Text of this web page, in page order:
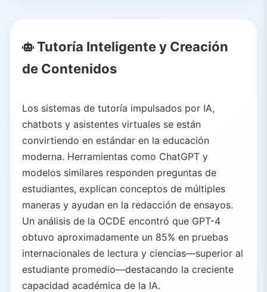
Tutoría Inteligente y Creación
de Contenidos
Los sistemas de tutoría impulsados por IA,
chatbots y asistentes virtuales se están
convirtiendo en estándar en la educación
moderna. Herramientas como ChatGPT y
modelos similares responden preguntas de
estudiantes, explican conceptos de múltiples
maneras y ayudan en la redacción de ensayos.
Un análisis de la OCDE encontró que GPT-4
obtuvo aproximadamente un 85% en pruebas
internacionales de lectura y ciencias—superior al
estudiante promedio—destacando la creciente
capacidad académica de la IA.